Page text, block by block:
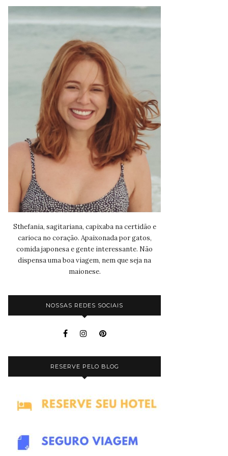
Sthefania, sagitariana, capixaba na certidão e
carioca no coração. Apaixonada por gatos,
comida japonesa e gente interessante. Não
dispensa uma boa viagem, nem que seja na
maionese.
NOSSAS REDES SOCIAIS
RESERVE PELO BLOG